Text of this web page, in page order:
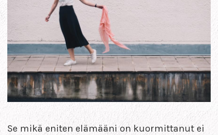
Se mikä eniten elämääni on kuormittanut ei